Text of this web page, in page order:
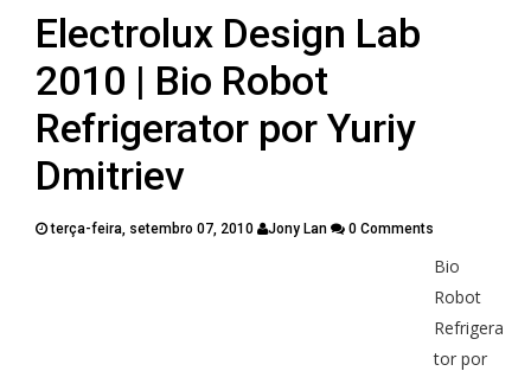
CONSULTORIA
ASSUNTOS
PUBLICAÇÕES
Electrolux Design Lab
2010 | Bio Robot
Refrigerator por Yuriy
Dmitriev
terça-feira, setembro 07, 2010 Jony Lan 0 Comments
Bio
Robot
Refrigera
tor por